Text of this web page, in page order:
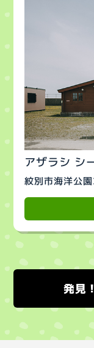
アザラシ シ
紋別市海洋公
発見